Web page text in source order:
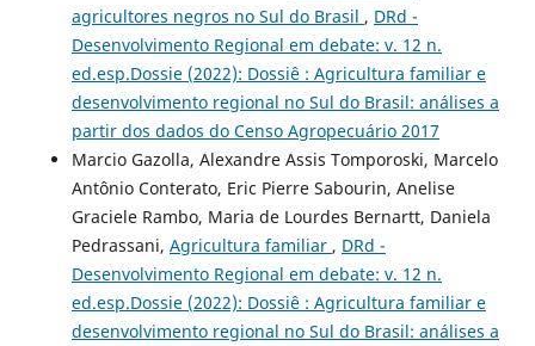
agricultores negros no Sul do Brasil , DRd -
Desenvolvimento Regional em debate: v. 12 n.
ed.esp.Dossie (2022): Dossiê : Agricultura familiar e
desenvolvimento regional no Sul do Brasil: análises a
partir dos dados do Censo Agropecuário 2017
Marcio Gazolla, Alexandre Assis Tomporoski, Marcelo
Antônio Conterato, Eric Pierre Sabourin, Anelise
Graciele Rambo, Maria de Lourdes Bernartt, Daniela
Pedrassani, Agricultura familiar , DRd -
Desenvolvimento Regional em debate: v. 12 n.
ed.esp.Dossie (2022): Dossiê : Agricultura familiar e
desenvolvimento regional no Sul do Brasil: análises a